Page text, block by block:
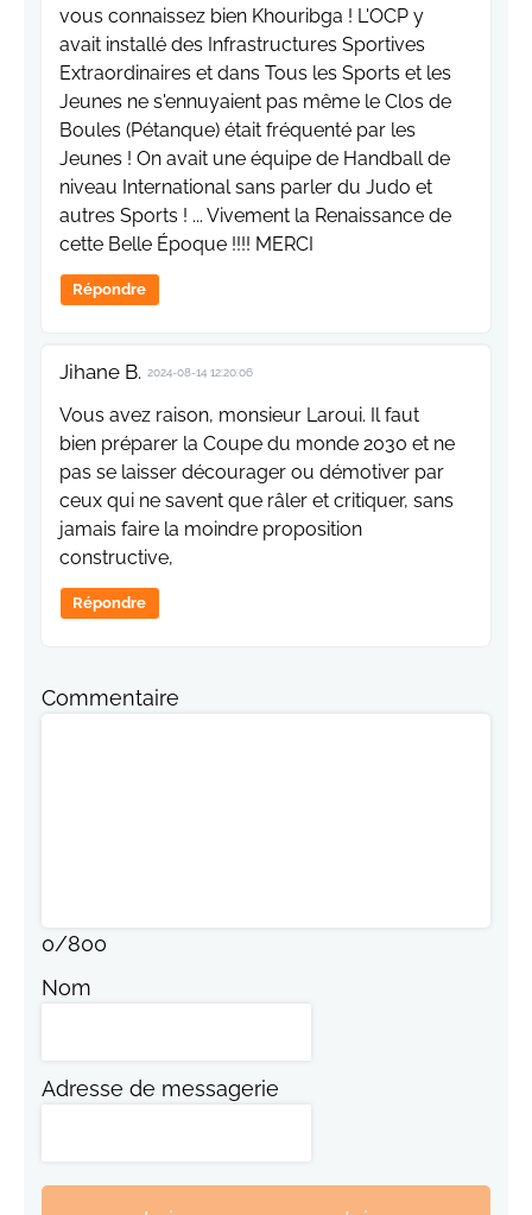
vous connaissez bien Khouribga ! L'OCP y
avait installé des Infrastructures Sportives
Extraordinaires et dans Tous les Sports et les
Jeunes ne s'ennuyaient pas même le Clos de
Boules (Pétanque) était fréquenté par les
Jeunes ! On avait une équipe de Handball de
niveau International sans parler du Judo et
autres Sports ! ... Vivement la Renaissance de
cette Belle Époque !!!! MERCI
Répondre
Jihane B. 2024-08-14 12:20:06
Vous avez raison, monsieur Laroui. Il faut
bien préparer la Coupe du monde 2030 et ne
pas se laisser décourager ou démotiver par
ceux qui ne savent que râler et critiquer, sans
jamais faire la moindre proposition
constructive,
Répondre
Commentaire
0/800
Nom
Adresse de messagerie